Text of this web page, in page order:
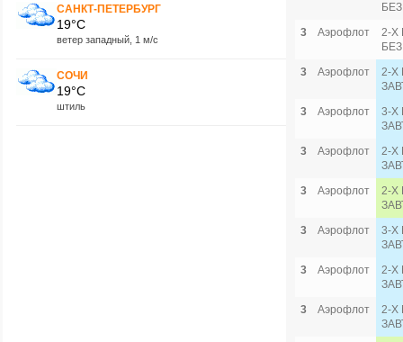
САНКТ-ПЕТЕРБУРГ
19°C
ветер западный, 1 м/с
СОЧИ
19°C
штиль
3
Аэрофлот
2-Х
3
Аэрофлот
2-Х
3
Аэрофлот
3-Х
3
Аэрофлот
2-Х
3
Аэрофлот
2-Х
3
Аэрофлот
3-Х
3
Аэрофлот
2-Х
3
Аэрофлот
2-Х